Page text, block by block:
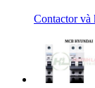
Contactor và